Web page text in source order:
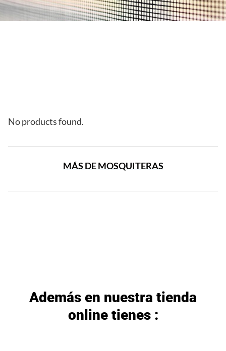
No products found.
MÁS DE MOSQUITERAS
Además en nuestra tienda
online tienes :